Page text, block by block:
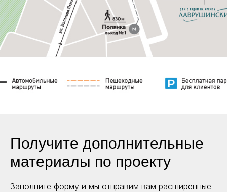
Получите дополнительные
материалы по проекту
Заполните форму и мы отправим вам расширенные